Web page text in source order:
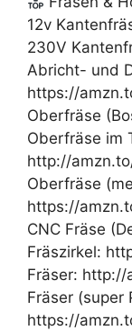
12v
230V
Abricht- und
https://
Oberfräse
Oberfräse im
http://
Oberfräse
https://
CNC Fräse
Fräszirkel:
Fräser: http://
Fräser (super
https://